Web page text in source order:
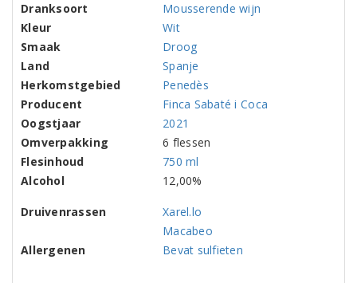
Dranksoort
Mousserende wijn
Kleur
Wit
Smaak
Droog
Land
Spanje
Herkomstgebied
Penedès
Producent
Finca Sabaté i Coca
Oogstjaar
2021
Omverpakking
6 flessen
Flesinhoud
750 ml
Alcohol
12,00%
Druivenrassen
Xarel.lo
Macabeo
Allergenen
Bevat sulfieten